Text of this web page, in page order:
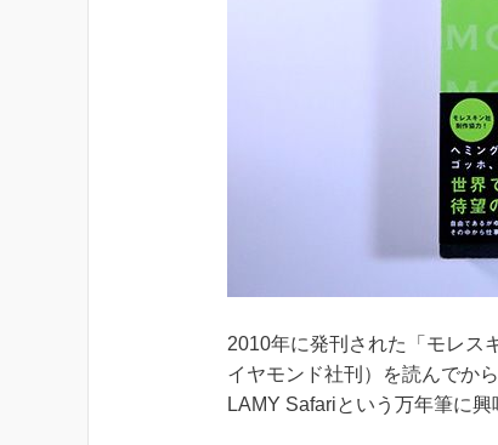
2010年に発刊された「モレス
イヤモンド社刊）を読んでか
LAMY Safariという万年筆に興